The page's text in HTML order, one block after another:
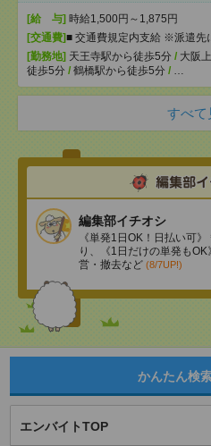
[給 与] 時給1,500円～1,875円
[交通費]■ 交通費規定内支給 ※派遣先
[勤務地] 天王寺駅から徒歩5分 / 大阪
徒歩5分 / 鶴橋駅から徒歩5分 / …
すべて
編集部イチオシ
《単発1日OK！日払い可
り、《1日だけの単発も
営・撤去など (8/7UP!)
かんたん検
エンバイトTOP